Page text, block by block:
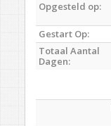
Opgesteld op:
Gestart Op:
Totaal Aantal
Dagen: